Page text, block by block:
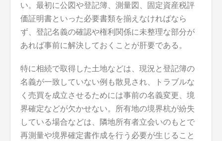
い。最初に公図や登記簿、測量図、固定資産税評
価証明書といった必要書類を揃えなければなら
ず、登記名義の確認や権利関係に未整理な部分が
あれば事前に解決しておくことが肝要である。
特に相続で取得した土地などは、現況と登記簿の
名義が一致していない例も散見され、トラブルな
く売買を成立させるためには事前の名義変更、境
界確定などが欠かせない。所有地の境界杭が紛失
している場合などは、隣地所有者立会いのもとで
再測量や境界確定書作成を行う必要が生じること